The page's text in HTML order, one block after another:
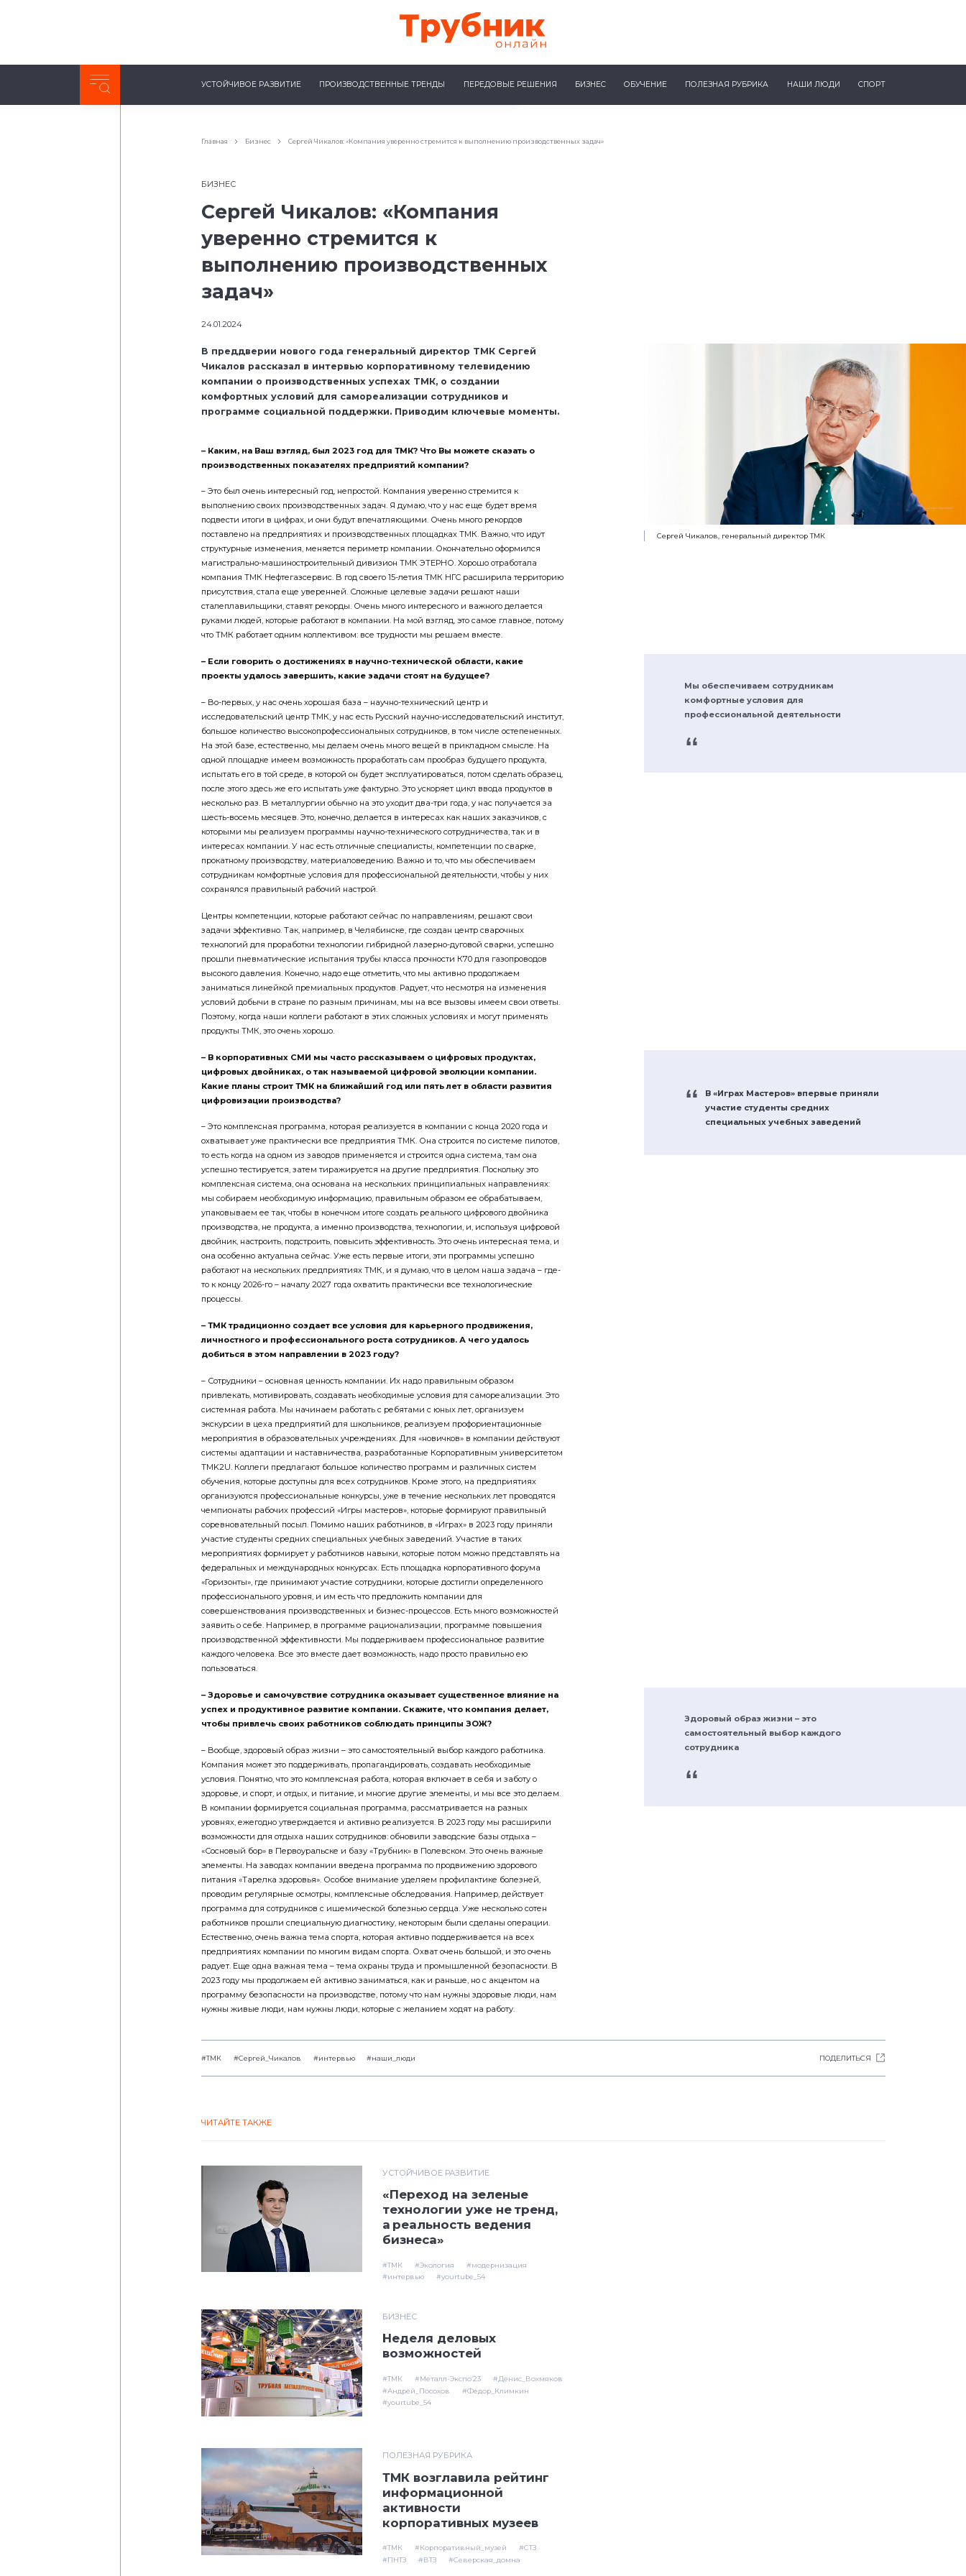
Неделя с ТМК. Выпуск №27 (225)
УСТОЙЧИВОЕ РАЗВИТИЕ ПРОИЗВОДСТВЕННЫЕ ТРЕНДЫ ПЕРЕДОВЫЕ РЕШЕНИЯ БИЗНЕС ОБУЧЕНИЕ ПОЛЕЗНАЯ РУБРИКА НАШИ ЛЮДИ СПОРТ
Главная Бизнес Сергей Чикалов: «Компания уверенно стремится к выполнению производственных задач»
БИЗНЕС
Сергей Чикалов: «Компания
уверенно стремится к
выполнению производственных
задач»
24.01.2024
В преддверии нового года генеральный директор ТМК Сергей
Чикалов рассказал в интервью корпоративному телевидению
компании о производственных успехах ТМК, о создании
комфортных условий для самореализации сотрудников и
программе социальной поддержки. Приводим ключевые моменты.
– Каким, на Ваш взгляд, был 2023 год для ТМК? Что Вы можете сказать о
производственных показателях предприятий компании?
– Это был очень интересный год, непростой. Компания уверенно стремится к
выполнению своих производственных задач. Я думаю, что у нас еще будет время
подвести итоги в цифрах, и они будут впечатляющими. Очень много рекордов
поставлено на предприятиях и производственных площадках ТМК. Важно, что идут
структурные изменения, меняется периметр компании. Окончательно оформился
магистрально-машиностроительный дивизион ТМК ЭТЕРНО. Хорошо отработала
компания ТМК Нефтегазсервис. В год своего 15-летия ТМК НГС расширила территорию
присутствия, стала еще уверенней. Сложные целевые задачи решают наши
сталеплавильщики, ставят рекорды. Очень много интересного и важного делается
руками людей, которые работают в компании. На мой взгляд, это самое главное, потому
что ТМК работает одним коллективом: все трудности мы решаем вместе.
Сергей Чикалов, генеральный директор ТМК
– Если говорить о достижениях в научно-технической области, какие
проекты удалось завершить, какие задачи стоят на будущее?
– Во-первых, у нас очень хорошая база – научно-технический центр и
исследовательский центр ТМК, у нас есть Русский научно-исследовательский институт,
большое количество высокопрофессиональных сотрудников, в том числе остепененных.
На этой базе, естественно, мы делаем очень много вещей в прикладном смысле. На
одной площадке имеем возможность проработать сам прообраз будущего продукта,
испытать его в той среде, в которой он будет эксплуатироваться, потом сделать образец,
после этого здесь же его испытать уже фактурно. Это ускоряет цикл ввода продуктов в
несколько раз. В металлургии обычно на это уходит два-три года, у нас получается за
шесть-восемь месяцев. Это, конечно, делается в интересах как наших заказчиков, с
которыми мы реализуем программы научно-технического сотрудничества, так и в
интересах компании. У нас есть отличные специалисты, компетенции по сварке,
прокатному производству, материаловедению. Важно и то, что мы обеспечиваем
сотрудникам комфортные условия для профессиональной деятельности, чтобы у них
сохранялся правильный рабочий настрой.
Центры компетенции, которые работают сейчас по направлениям, решают свои
задачи эффективно. Так, например, в Челябинске, где создан центр сварочных
технологий для проработки технологии гибридной лазерно-дуговой сварки, успешно
прошли пневматические испытания трубы класса прочности К70 для газопроводов
высокого давления. Конечно, надо еще отметить, что мы активно продолжаем
заниматься линейкой премиальных продуктов. Радует, что несмотря на изменения
условий добычи в стране по разным причинам, мы на все вызовы имеем свои ответы.
Поэтому, когда наши коллеги работают в этих сложных условиях и могут применять
продукты ТМК, это очень хорошо.
Мы обеспечиваем сотрудникам
комфортные условия для
профессиональной деятельности
– В корпоративных СМИ мы часто рассказываем о цифровых продуктах,
цифровых двойниках, о так называемой цифровой эволюции компании.
Какие планы строит ТМК на ближайший год или пять лет в области развития
цифровизации производства?
– Это комплексная программа, которая реализуется в компании с конца 2020 года и
охватывает уже практически все предприятия ТМК. Она строится по системе пилотов,
то есть когда на одном из заводов применяется и строится одна система, там она
успешно тестируется, затем тиражируется на другие предприятия. Поскольку это
комплексная система, она основана на нескольких принципиальных направлениях:
мы собираем необходимую информацию, правильным образом ее обрабатываем,
упаковываем ее так, чтобы в конечном итоге создать реального цифрового двойника
производства, не продукта, а именно производства, технологии, и, используя цифровой
двойник, настроить, подстроить, повысить эффективность. Это очень интересная тема, и
она особенно актуальна сейчас. Уже есть первые итоги, эти программы успешно
работают на нескольких предприятиях ТМК, и я думаю, что в целом наша задача – где-
то к концу 2026-го – началу 2027 года охватить практически все технологические
процессы.
– ТМК традиционно создает все условия для карьерного продвижения,
личностного и профессионального роста сотрудников. А чего удалось
добиться в этом направлении в 2023 году?
– Сотрудники – основная ценность компании. Их надо правильным образом
привлекать, мотивировать, создавать необходимые условия для самореализации. Это
системная работа. Мы начинаем работать с ребятами с юных лет, организуем
экскурсии в цеха предприятий для школьников, реализуем профориентационные
мероприятия в образовательных учреждениях. Для «новичков» в компании действуют
системы адаптации и наставничества, разработанные Корпоративным университетом
TMK2U. Коллеги предлагают большое количество программ и различных систем
обучения, которые доступны для всех сотрудников. Кроме этого, на предприятиях
организуются профессиональные конкурсы, уже в течение нескольких лет проводятся
чемпионаты рабочих профессий «Игры мастеров», которые формируют правильный
соревновательный посыл. Помимо наших работников, в «Играх» в 2023 году приняли
участие студенты средних специальных учебных заведений. Участие в таких
мероприятиях формирует у работников навыки, которые потом можно представлять на
федеральных и международных конкурсах. Есть площадка корпоративного форума
«Горизонты», где принимают участие сотрудники, которые достигли определенного
профессионального уровня, и им есть что предложить компании для
совершенствования производственных и бизнес-процессов. Есть много возможностей
заявить о себе. Например, в программе рационализации, программе повышения
производственной эффективности. Мы поддерживаем профессиональное развитие
каждого человека. Все это вместе дает возможность, надо просто правильно ею
пользоваться.
В «Играх Мастеров» впервые приняли
участие студенты средних
специальных учебных заведений
– Здоровье и самочувствие сотрудника оказывает существенное влияние на
успех и продуктивное развитие компании. Скажите, что компания делает,
чтобы привлечь своих работников соблюдать принципы ЗОЖ?
– Вообще, здоровый образ жизни – это самостоятельный выбор каждого работника.
Компания может это поддерживать, пропагандировать, создавать необходимые
условия. Понятно, что это комплексная работа, которая включает в себя и заботу о
здоровье, и спорт, и отдых, и питание, и многие другие элементы, и мы все это делаем.
В компании формируется социальная программа, рассматривается на разных
уровнях, ежегодно утверждается и активно реализуется. В 2023 году мы расширили
возможности для отдыха наших сотрудников: обновили заводские базы отдыха –
«Сосновый бор» в Первоуральске и базу «Трубник» в Полевском. Это очень важные
элементы. На заводах компании введена программа по продвижению здорового
питания «Тарелка здоровья». Особое внимание уделяем профилактике болезней,
проводим регулярные осмотры, комплексные обследования. Например, действует
программа для сотрудников с ишемической болезнью сердца. Уже несколько сотен
работников прошли специальную диагностику, некоторым были сделаны операции.
Естественно, очень важна тема спорта, которая активно поддерживается на всех
предприятиях компании по многим видам спорта. Охват очень большой, и это очень
радует. Еще одна важная тема – тема охраны труда и промышленной безопасности. В
2023 году мы продолжаем ей активно заниматься, как и раньше, но с акцентом на
программу безопасности на производстве, потому что нам нужны здоровые люди, нам
нужны живые люди, нам нужны люди, которые с желанием ходят на работу.
Здоровый образ жизни – это
самостоятельный выбор каждого
сотрудника
#ТМК #Сергей_Чикалов #интервью #наши_люди ПОДЕЛИТЬСЯ
ЧИТАЙТЕ ТАКЖЕ
УСТОЙЧИВОЕ РАЗВИТИЕ
«Переход на зеленые
технологии уже не тренд,
а реальность ведения
бизнеса»
#ТМК #Экология
#модернизация
#интервью
#yourtube_54
БИЗНЕС
Неделя деловых
возможностей
#ТМК #Металл-Экспо’23
#Денис_Вохмяков
#Андрей_Посохов
#Федор_Климкин
#yourtube_54
ПОЛЕЗНАЯ РУБРИКА
ТМК возглавила рейтинг
информационной
активности
корпоративных музеев
#ТМК #Корпоративный_музей
#СТЗ
#ПНТЗ
#ВТЗ #Северская_домна